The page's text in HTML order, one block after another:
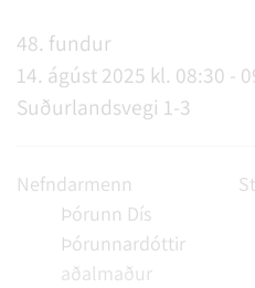
48. fundur
14. ágúst 2025 kl. 08:30 -
Suðurlandsvegi 1-3
Nefndarmenn
Þórunn Dís
Þórunnardóttir
aðalmaður